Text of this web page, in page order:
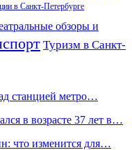
в Санкт-Петербурге
обзоры и
Туризм в Санкт-
станцией метро…
в возрасте 37 лет в…
что изменится для…